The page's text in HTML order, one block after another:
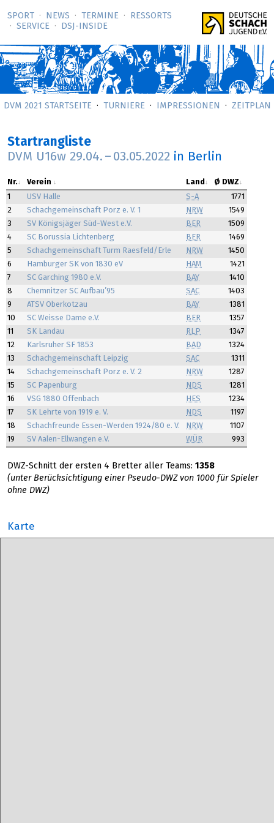
SPORT NEWS TERMINE
RESSORTS
SERVICE
DSJ-­INSIDE
DVM 2021 STARTSEITE TURNIERE IMPRESSIONEN ZEITPLAN
Startrangliste
DVM U16w 29.04. – 03.05.2022 in Berlin
Nr. Verein Land
Ø DWZ
1
USV Halle S-A
1771
2
Schachgemeinschaft Porz e. V. 1 NRW
1549
3
SV Königsjäger Süd-West e.V. BER
1509
4
SC Borussia Lichtenberg BER
1469
5
Schachgemeinschaft Turm Raesfeld/Erle NRW
1450
6
Hamburger SK von 1830 eV HAM
1421
7
SC Garching 1980 e.V. BAY
1410
8
Chemnitzer SC Aufbau’95 SAC
1403
9
ATSV Oberkotzau BAY
1381
10
SC Weisse Dame e.V. BER
1357
11
SK Landau RLP
1347
12
Karlsruher SF 1853 BAD
1324
13
Schachgemeinschaft Leipzig SAC
1311
14
Schachgemeinschaft Porz e. V. 2 NRW
1287
15
SC Papenburg NDS
1281
16
VSG 1880 Offenbach HES
1234
17
SK Lehrte von 1919 e. V. NDS
1197
18
Schachfreunde Essen-Werden 1924/80 e. V. NRW
1107
19
SV Aalen-Ellwangen e.V. WÜR 993
DWZ-Schnitt der ersten 4 Bretter aller Teams: 1358
(unter Berücksichtigung einer Pseudo-DWZ von 1000 für Spieler
ohne DWZ)
Karte